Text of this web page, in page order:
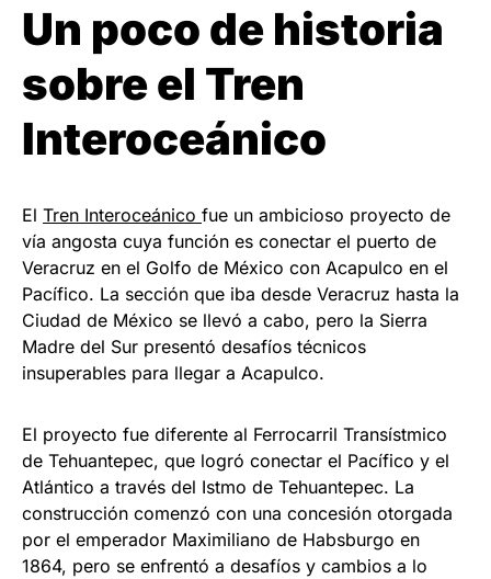
Un poco de historia
sobre el Tren
Interoceánico
El Tren Interoceánico fue un ambicioso proyecto de
vía angosta cuya función es conectar el puerto de
Veracruz en el Golfo de México con Acapulco en el
Pacífico. La sección que iba desde Veracruz hasta la
Ciudad de México se llevó a cabo, pero la Sierra
Madre del Sur presentó desafíos técnicos
insuperables para llegar a Acapulco.
El proyecto fue diferente al Ferrocarril Transístmico
de Tehuantepec, que logró conectar el Pacífico y el
Atlántico a través del Istmo de Tehuantepec. La
construcción comenzó con una concesión otorgada
por el emperador Maximiliano de Habsburgo en
1864, pero se enfrentó a desafíos y cambios a lo